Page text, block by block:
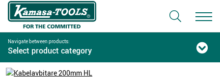
Navigate between products:
Select product category